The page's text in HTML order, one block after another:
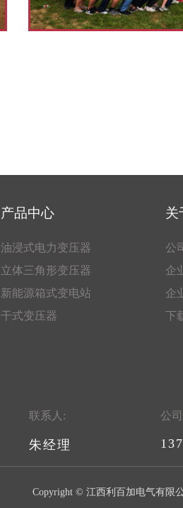
产品中心
油浸式电力变压器
立体三角形变压器
新能源箱式变电站
干式变压器
关
公
企
企
下
联系人:
朱经理
公
Copyright © 江西利百加电气有限